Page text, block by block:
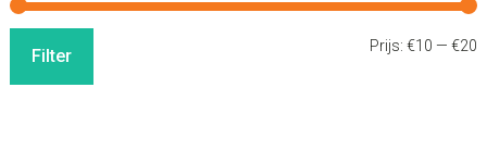
Filter Prijs:€10 —€20